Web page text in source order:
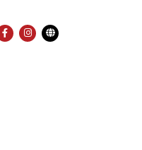
FACEBOOK
INSTAGRAM
Übersetzung